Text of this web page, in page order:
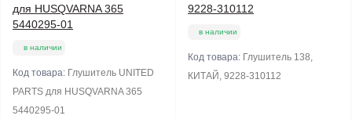
для HUSQVARNA 365
5440295-01
в наличии
Код товара: Глушитель UNITED
PARTS для HUSQVARNA 365
5440295-01
9228-310112
в наличии
Код товара: Глушитель 138,
КИТАЙ, 9228-310112